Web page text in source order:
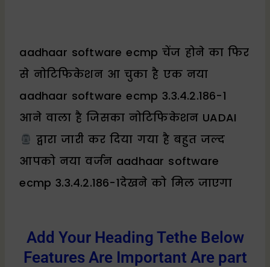
aadhaar software ecmp चेंज होने का फिर
से नोटिफिकेशन आ चुका है एक नया
aadhaar software ecmp 3.3.4.2.186-1
आने वाला है जिसका नोटिफिकेशन UADAI
द्वारा जारी कर दिया गया है बहुत जल्द
आपको नया वर्जन aadhaar software
ecmp 3.3.4.2.186-1देखने को मिल जाएगा
Add Your Heading Tethe Below
Features Are Important Are part